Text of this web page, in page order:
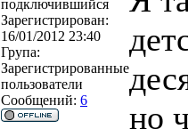
подключившийся
Зарегистрирован:
16/01/2012 23:40
Група:
Зарегистрированные
пользователи
Сообщений: 6
но